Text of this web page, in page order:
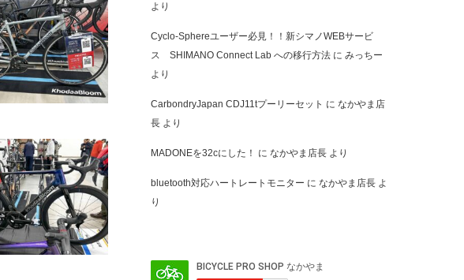
より
Cyclo-Sphereユーザー必見！！新シマノWEBサービ
ス SHIMANO Connect Lab への移行方法 に みっちー
より
CarbondryJapan CDJ11tプーリーセット に なかやま店
長 より
MADONEを32cにした！ に なかやま店長 より
bluetooth対応ハートレートモニター に なかやま店長 よ
り